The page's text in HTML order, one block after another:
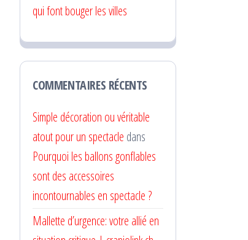
qui font bouger les villes
COMMENTAIRES RÉCENTS
Simple décoration ou véritable
atout pour un spectacle dans
Pourquoi les ballons gonflables
sont des accessoires
incontournables en spectacle ?
Mallette d’urgence: votre allié en